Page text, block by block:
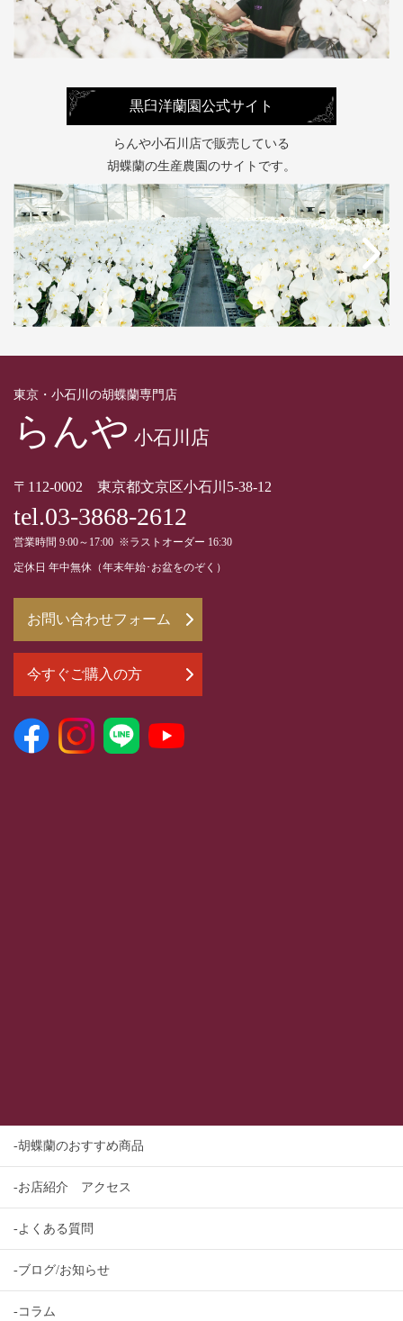
黒臼洋蘭園公式サイト
らんや小石川店で販売している
胡蝶蘭の生産農園のサイトです。
東京・小石川の胡蝶蘭専門店
らんや 小石川店
〒112-0002 東京都文京区小石川5-38-12
tel.03-3868-2612
営業時間 9:00～17:00 ※ラストオーダー 16:30
定休日 年中無休（年末年始･お盆をのぞく）
お問い合わせフォーム
今すぐご購入の方
-胡蝶蘭のおすすめ商品
-お店紹介 アクセス
-よくある質問
-ブログ/お知らせ
-コラム